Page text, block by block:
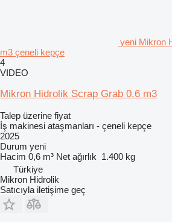
yeni Mikron
m3 çeneli kepçe
4
VIDEO
Mikron Hidrolik Scrap Grab 0.6 m3
Talep üzerine fiyat
İş makinesi ataşmanları - çeneli kepçe
2025
Durum yeni
Hacim 0,6 m³ Net ağırlık 1.400 kg
Türkiye
Mikron Hidrolik
Satıcıyla iletişime geç